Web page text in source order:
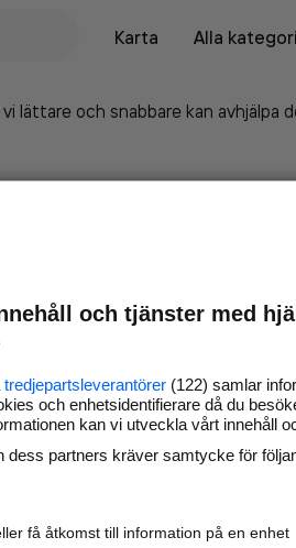
Karta
Alla
lättare och snabbare kan avhjälpa
Marknadsför
nya kunder och
och tjänster med
tredjepartsleverantörer (122) samlar
och enhetsidentifierare då du
kan vi utveckla vårt innehåll
dess partners kräver samtycke för
få åtkomst till information på en enhet